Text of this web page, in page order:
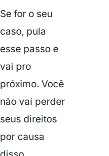
Se for o seu
caso, pula
esse passo e
vai pro
próximo. Você
não vai perder
seus direitos
por causa